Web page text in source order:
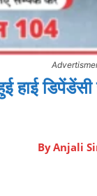
डिपेंडेंसी
ByAnjali